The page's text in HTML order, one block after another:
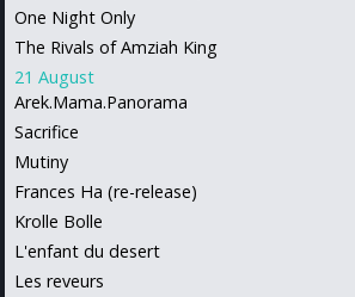
One Night Only
The Rivals of Amziah King
21 August
Arek.Mama.Panorama
Sacrifice
Mutiny
Frances Ha (re-release)
Krolle Bolle
L'enfant du desert
Les reveurs